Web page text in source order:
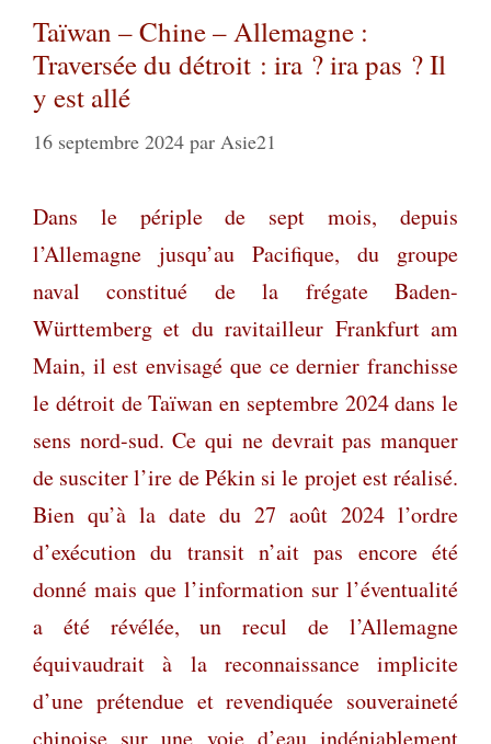
Taïwan – Chine – Allemagne :
Traversée du détroit : ira ? ira pas ? Il
y est allé
16 septembre 2024 par Asie21
Dans le périple de sept mois, depuis
l’Allemagne jusqu’au Pacifique, du groupe
naval constitué de la frégate Baden-
Württemberg et du ravitailleur Frankfurt am
Main, il est envisagé que ce dernier franchisse
le détroit de Taïwan en septembre 2024 dans le
sens nord-sud. Ce qui ne devrait pas manquer
de susciter l’ire de Pékin si le projet est réalisé.
Bien qu’à la date du 27 août 2024 l’ordre
d’exécution du transit n’ait pas encore été
donné mais que l’information sur l’éventualité
a été révélée, un recul de l’Allemagne
équivaudrait à la reconnaissance implicite
d’une prétendue et revendiquée souveraineté
chinoise sur une voie d’eau indéniablement